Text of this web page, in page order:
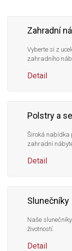
Zahradní
Vyberte si z
zahradního
Detail
Polstry a
Široká nabídka
zahradní
Detail
Slunečníky
Naše
životností.
Detail